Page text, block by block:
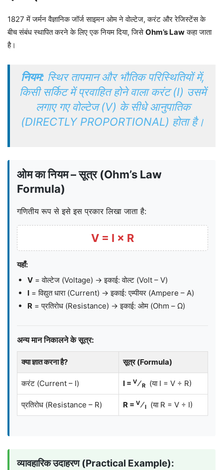
1827 में जर्मन वैज्ञानिक जॉर्ज साइमन ओम ने वोल्टेज, करंट और रेजिस्टेंस के
बीच संबंध स्थापित करने के लिए एक नियम दिया, जिसेOhm’s Lawकहा जाता
है।
नियम: स्थिर तापमान और भौतिक परिस्थितियों में,
किसी सर्किट में प्रवाहित होने वाला करंट (I) उसमें
लगाए गए वोल्टेज (V) के सीधे आनुपातिक
(DIRECTLY PROPORTIONAL) होता है।
ओम का नियम – सूत्र (Ohm’s Law
Formula)
गणितीय रूप से इसे इस प्रकार लिखा जाता है:
V = I × R
यहाँ:
V = वोल्टेज (Voltage) → इकाई: वोल्ट (Volt – V)
I = विद्युत धारा (Current) → इकाई: एम्पीयर (Ampere – A)
R = प्रतिरोध (Resistance) → इकाई: ओम (Ohm – Ω)
अन्य मान निकालने के सूत्र:
क्या ज्ञात करना है? सूत्र (Formula)
करंट (Current – I) I = V⁄R (या I = V ÷ R)
प्रतिरोध (Resistance – R) R = V⁄I (या R = V ÷ I)
व्यावहारिक उदाहरण (Practical Example):